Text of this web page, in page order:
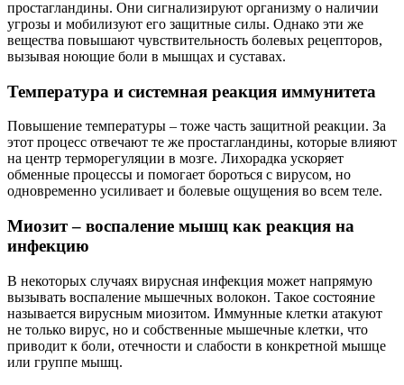
простагландины. Они сигнализируют организму о наличии
угрозы и мобилизуют его защитные силы. Однако эти же
вещества повышают чувствительность болевых рецепторов,
вызывая ноющие боли в мышцах и суставах.
Температура и системная реакция иммунитета
Повышение температуры – тоже часть защитной реакции. За
этот процесс отвечают те же простагландины, которые влияют
на центр терморегуляции в мозге. Лихорадка ускоряет
обменные процессы и помогает бороться с вирусом, но
одновременно усиливает и болевые ощущения во всем теле.
Миозит – воспаление мышц как реакция на
инфекцию
В некоторых случаях вирусная инфекция может напрямую
вызывать воспаление мышечных волокон. Такое состояние
называется вирусным миозитом. Иммунные клетки атакуют
не только вирус, но и собственные мышечные клетки, что
приводит к боли, отечности и слабости в конкретной мышце
или группе мышц.